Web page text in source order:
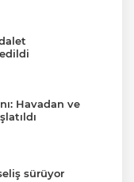
Havadan ve
sürüyor